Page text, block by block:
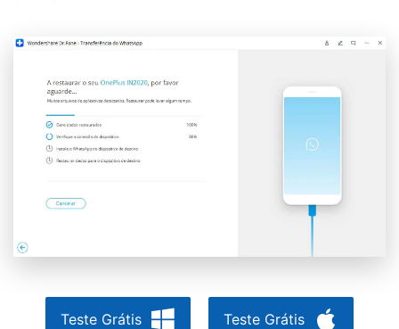
Teste Grátis Teste Grátis